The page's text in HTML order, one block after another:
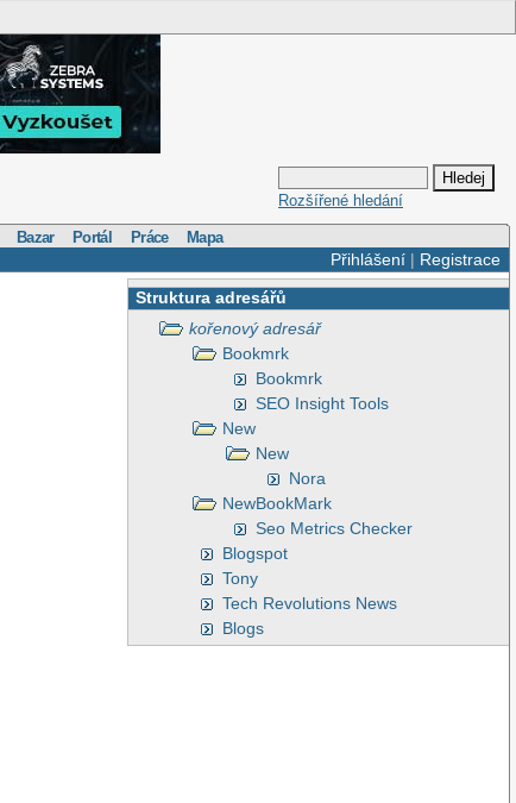
Rozšířené hledání
Bazar Portál Práce Mapa
Přihlášení| Registrace
Struktura adresářů
kořenový adresář
Bookmrk
Bookmrk
SEO Insight Tools
New
New
Nora
NewBookMark
Seo Metrics Checker
Blogspot
Tony
Tech Revolutions News
Blogs